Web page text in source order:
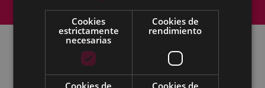
Accesibilidad
Todas las redes sociales del Ayuntamiento
Cookies
estrictamente
necesarias
Cookies de
rendimiento
Cookies de
Cookies de